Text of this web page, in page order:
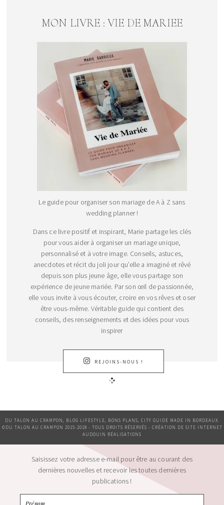
MON LIVRE : VIE DE MARIEE
Le guide pour organiser son mariage de A à Z sans
wedding planner !
Dans ce livre positif et inspirant, Marie partage les clés
pour vous aider à organiser un mariage unique,
personnalisé et à votre image. Conseils, astuces,
anecdotes et récit du joli jour qu’elle a imaginé et rêvé
depuis son plus jeune âge, elle vous partage son
expérience de jeune mariée. Par son œil de passionnée,
elle vous invite à vous écouter, croire en vos rêves et oser
être vous-même. Véritable guide qui contient des
conseils, des renseignements et des idées pour vous
inspirer
REJOINS-NOUS !
DU TALON AU CRAMPON, BLOG LIFESTYLE, BONS PLANS, CITY GUIDE MADE IN BORDEAUX.
©DU TALON AU CRAMPON 2015-2018 - TOUS DROITS RÉSERVÉS - CRÉATION DE SITE INTERNET
AUDOUIN RÉALISATIONS
Saisissez votre adresse e-mail pour être au courant des
dernières nouvelles et recevoir les toutes dernières
publications !